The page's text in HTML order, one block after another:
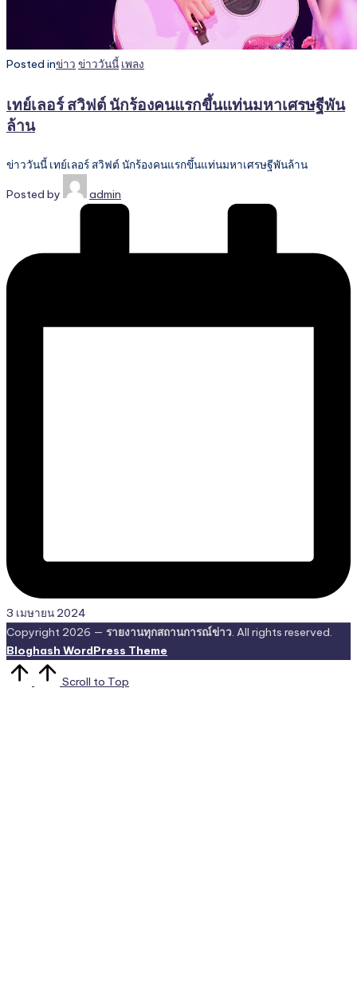
Posted inข่าว ข่าววันนี้ เพลง
เทย์เลอร์ สวิฟต์ นักร้องคนแรกขึ้นแท่นมหาเศรษฐีพัน
ล้าน
ข่าววันนี้ เทย์เลอร์ สวิฟต์ นักร้องคนแรกขึ้นแท่นมหาเศรษฐีพันล้าน
Posted by admin
3 เมษายน 2024
Copyright 2026 — รายงานทุกสถานการณ์ข่าว. All rights reserved.
Bloghash WordPress Theme
Scroll to Top